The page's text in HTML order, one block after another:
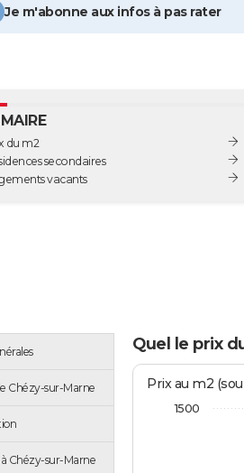
Je m'abonne aux infos à pas rater
du m2
secondaires
vacants
Chézy-sur-Marne
à Chézy-sur-Marne
Quel le prix
Prix au m2
1500